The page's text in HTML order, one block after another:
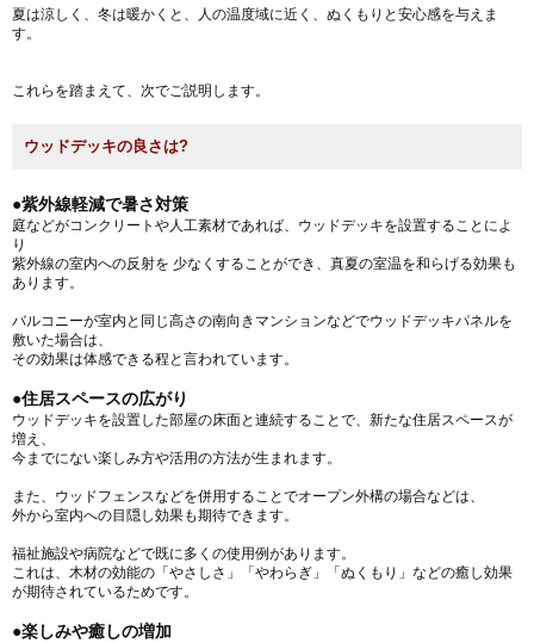
夏は涼しく、冬は暖かくと、人の温度域に近く、ぬくもりと安心感を与えま
す。
これらを踏まえて、次でご説明します。
ウッドデッキの良さは?
●紫外線軽減で暑さ対策
庭などがコンクリートや人工素材であれば、ウッドデッキを設置することによ
り
紫外線の室内への反射を 少なくすることができ、真夏の室温を和らげる効果も
あります。
バルコニーが室内と同じ高さの南向きマンションなどでウッドデッキパネルを
敷いた場合は、
その効果は体感できる程と言われています。
●住居スペースの広がり
ウッドデッキを設置した部屋の床面と連続することで、新たな住居スペースが
増え、
今までにない楽しみ方や活用の方法が生まれます。
また、ウッドフェンスなどを併用することでオープン外構の場合などは、
外から室内への目隠し効果も期待できます。
福祉施設や病院などで既に多くの使用例があります。
これは、木材の効能の「やさしさ」「やわらぎ」「ぬくもり」などの癒し効果
が期待されているためです。
●楽しみや癒しの増加